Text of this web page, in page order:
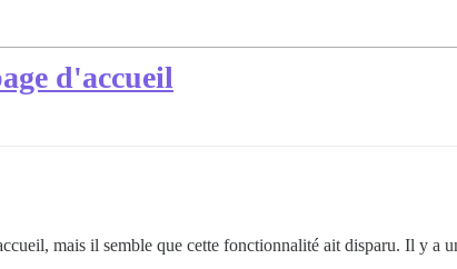
d'accueil
mais il semble que cette fonctionnalité ait disparu. Il y a